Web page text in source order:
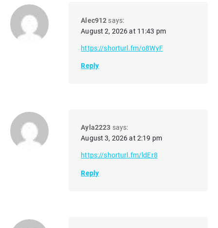
Alec912 says:
August 2, 2026 at 11:43 pm
https://shorturl.fm/o8WyF
Reply
Ayla2223 says:
August 3, 2026 at 2:19 pm
https://shorturl.fm/ldEr8
Reply